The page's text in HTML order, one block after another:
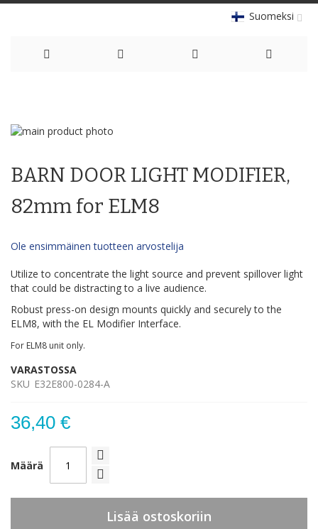
Suomeksi
Content
Skip
end
the
images
the
of
the
gallery
BARN DOOR LIGHT MODIFIER,
82mm for ELM8
Ole ensimmäinen tuotteen arvostelija
Utilize to concentrate the light source and prevent spillover light
that could be distracting to a live audience.
Robust press-on design mounts quickly and securely to the
ELM8, with the EL Modifier Interface.
For ELM8 unit only.
VARASTOSSA
SKU E32E800-0284-A
36,40 €
Määrä
Lisää ostoskoriin